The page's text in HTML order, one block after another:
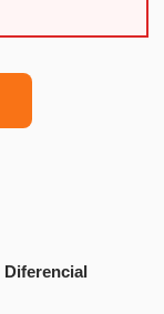
Diferencial